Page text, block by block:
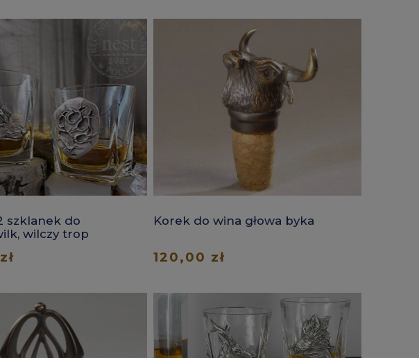
szklanek do
wilczy trop
Korek do wina głowa byka
120,00 zł